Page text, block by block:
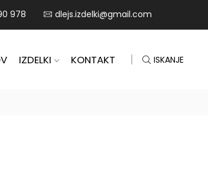
978 dlejs.izdelki@gmail.com
IZDELKI KONTAKT ISKANJE